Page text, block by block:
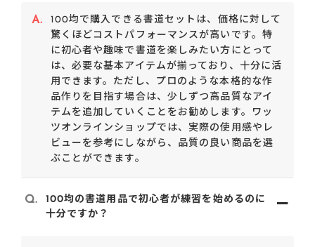
A.
100均で購入できる書道セットは、価格に対して
驚くほどコストパフォーマンスが高いです。特
に初心者や趣味で書道を楽しみたい方にとって
は、必要な基本アイテムが揃っており、十分に活
用できます。ただし、プロのような本格的な作
品作りを目指す場合は、少しずつ高品質なアイ
テムを追加していくことをお勧めします。ワッ
ツオンラインショップでは、実際の使用感やレ
ビューを参考にしながら、品質の良い商品を選
ぶことができます。
Q.
100均の書道用品で初心者が練習を始めるのに
十分ですか？